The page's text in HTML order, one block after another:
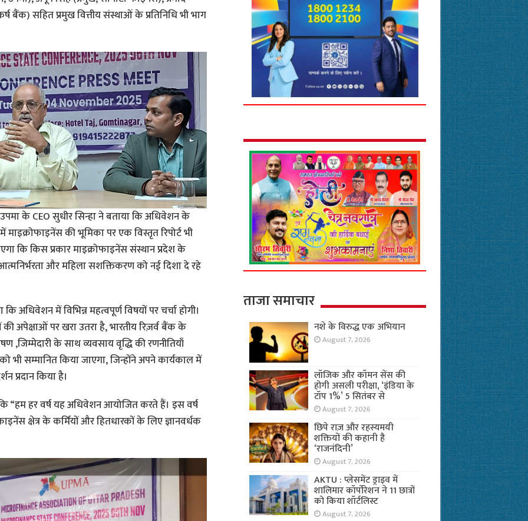
बैंक) सहित प्रमुख वित्तीय संस्थाओं के प्रतिनिधि भी भाग
के CEO सुधीर सिन्हा ने बताया कि अधिवेशन के
में माइक्रोफाइनेंस की भूमिका पर एक विस्तृत रिपोर्ट भी
कि किस प्रकार माइक्रोफाइनेंस संस्थान प्रदेश के
आत्मनिर्भरता और महिला सशक्तिकरण को नई दिशा दे रहे
अधिवेशन में विभिन्न महत्वपूर्ण विषयों पर चर्चा होगी।
अपेक्षाओं पर खरा उतरा है, भारतीय रिज़र्व बैंक के
,जिम्मेदारी के साथ व्यवसाय वृद्धि की रणनीतियाँ
भी सम्मानित किया जाएगा, जिन्होंने अपने कार्यकाल में
प्रदान किया है।
“हम हर वर्ष यह अधिवेशन आयोजित करते हैं। इस वर्ष
क्षेत्र के कर्मियों और हितधारकों के लिए ज्ञानवर्धक
ताजा समाचार
नशे के विरुद्ध एक अभियान
August 7, 2026
लॉजिक और कॉमन सेंस की
होगी असली परीक्षा, ‘इंडिया के
टॉप 1%’ 5 सितंबर से
August 7, 2026
छिपे राज़ और रहस्यमयी
शक्तियों की कहानी है
‘राजनंदिनी’
August 7, 2026
AKTU : प्लेसमेंट ड्राइव में
शालिमार कॉर्पोरेशन ने 11 छात्रों
को किया शॉर्टलिस्ट
August 7, 2026